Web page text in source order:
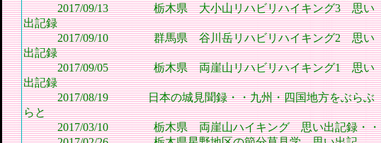
2017/09/13 栃木県 大小山リハビリハイキング3 思い
出記録
2017/09/10 群馬県 谷川岳リハビリハイキング2 思い
出記録
2017/09/05 栃木県 両崖山リハビリハイキング1 思い
出記録
2017/08/19 日本の城見聞録・・九州・四国地方をぶらぶ
らと
2017/03/10 栃木県 両崖山ハイキング 思い出記録・・